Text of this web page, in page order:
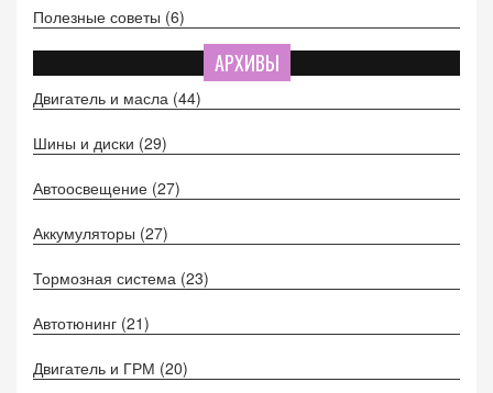
Полезные советы (6)
АРХИВЫ
Двигатель и масла (44)
Шины и диски (29)
Автоосвещение (27)
Аккумуляторы (27)
Тормозная система (23)
Автотюнинг (21)
Двигатель и ГРМ (20)